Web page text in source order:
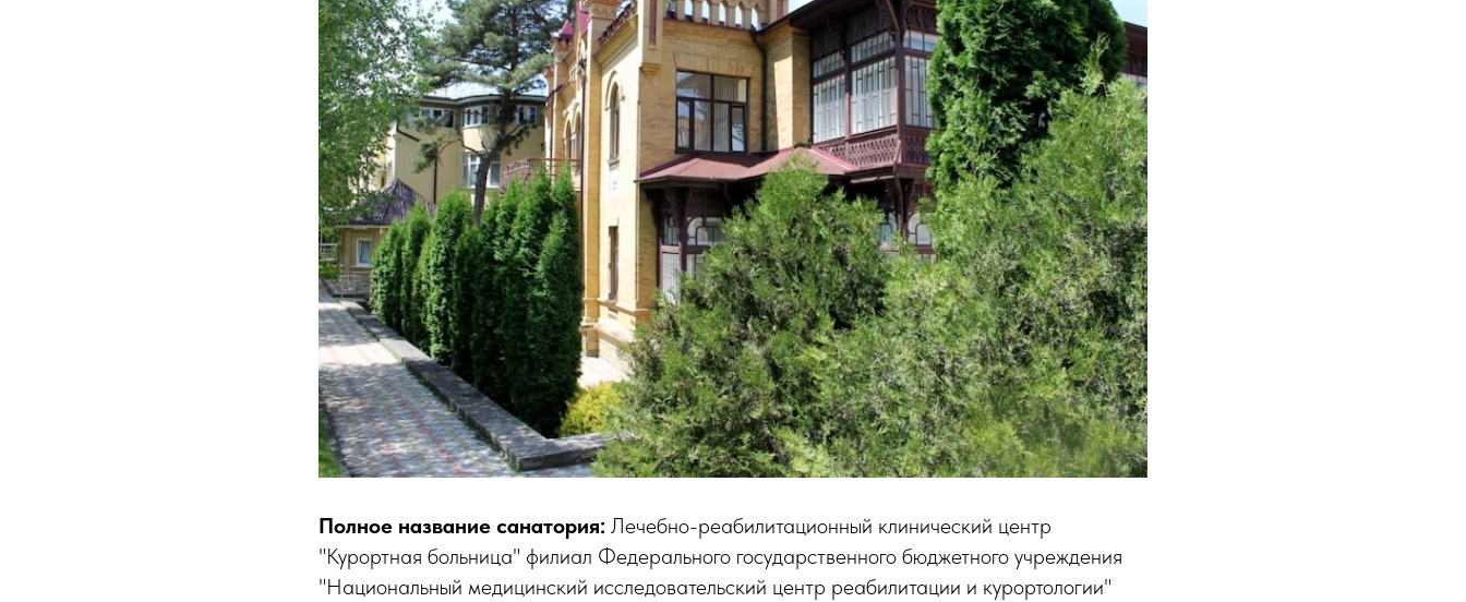
Полное название санатория: Лечебно-реабилитационный клинический центр
"Курортная больница" филиал Федерального государственного бюджетного учреждения
"Национальный медицинский исследовательский центр реабилитации и курортологии"